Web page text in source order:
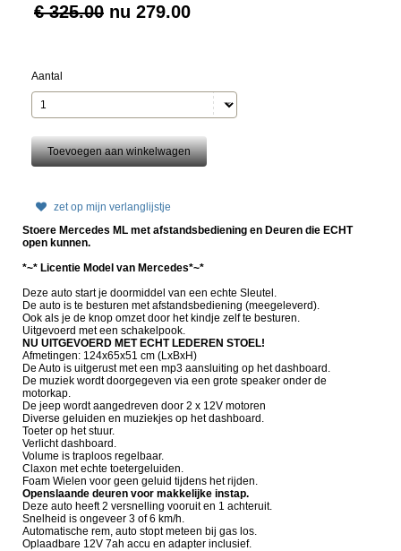
€ 325.00 nu 279.00
Aantal
zet op mijn verlanglijstje
Stoere Mercedes ML met afstandsbediening en Deuren die ECHT
open kunnen.
*~* Licentie Model van Mercedes*~*
Deze auto start je doormiddel van een echte Sleutel.
De auto is te besturen met afstandsbediening (meegeleverd).
Ook als je de knop omzet door het kindje zelf te besturen.
Uitgevoerd met een schakelpook.
NU UITGEVOERD MET ECHT LEDEREN STOEL!
Afmetingen: 124x65x51 cm (LxBxH)
De Auto is uitgerust met een mp3 aansluiting op het dashboard.
De muziek wordt doorgegeven via een grote speaker onder de
motorkap.
De jeep wordt aangedreven door 2 x 12V motoren
Diverse geluiden en muziekjes op het dashboard.
Toeter op het stuur.
Verlicht dashboard.
Volume is traploos regelbaar.
Claxon met echte toetergeluiden.
Foam Wielen voor geen geluid tijdens het rijden.
Openslaande deuren voor makkelijke instap.
Deze auto heeft 2 versnelling vooruit en 1 achteruit.
Snelheid is ongeveer 3 of 6 km/h.
Automatische rem, auto stopt meteen bij gas los.
Oplaadbare 12V 7ah accu en adapter inclusief.